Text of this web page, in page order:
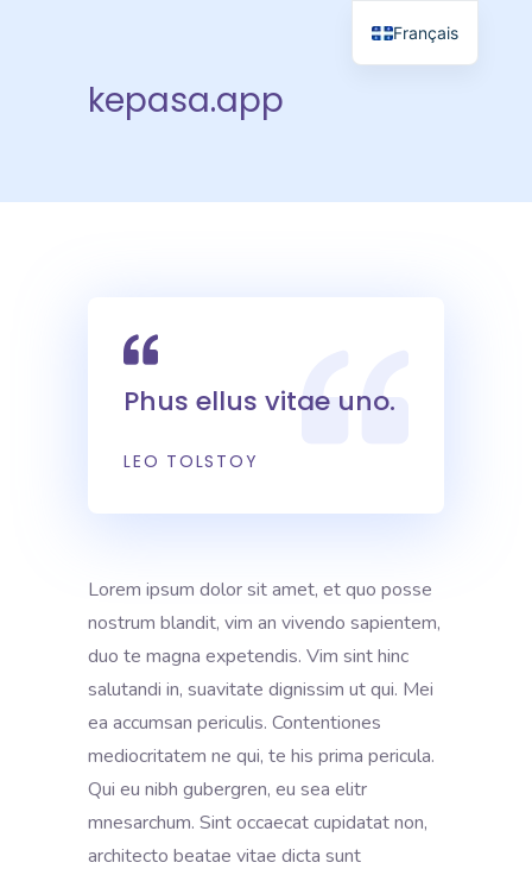
kepasa.app
Phus ellus vitae uno.
LEO TOLSTOY
Lorem ipsum dolor sit amet, et quo posse
nostrum blandit, vim an vivendo sapientem,
duo te magna expetendis. Vim sint hinc
salutandi in, suavitate dignissim ut qui. Mei
ea accumsan periculis. Contentiones
mediocritatem ne qui, te his prima pericula.
Qui eu nibh gubergren, eu sea elitr
mnesarchum. Sint occaecat cupidatat non,
architecto beatae vitae dicta sunt
Français